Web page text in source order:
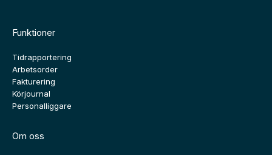
Funktioner
Tidrapportering
Arbetsorder
Fakturering
Körjournal
Personalliggare
Om oss